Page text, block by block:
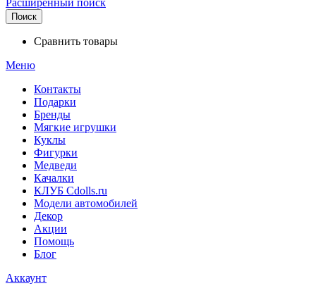
Расширенный поиск
Поиск
Сравнить товары
Меню
Контакты
Подарки
Бренды
Мягкие игрушки
Куклы
Фигурки
Медведи
Качалки
КЛУБ Cdolls.ru
Модели автомобилей
Декор
Акции
Помощь
Блог
Аккаунт